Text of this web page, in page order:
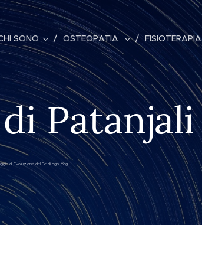
SONO OSTEOPATIA FISIOTERAPIA
Patanjali
di Evoluzione del Se di ogni Yogi